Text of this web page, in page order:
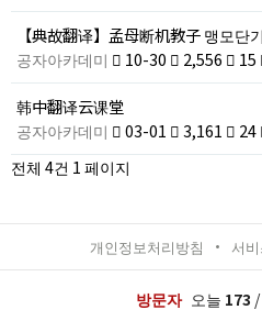
【典故翻译】孟母断机教子 맹모단
공자아카데미
10-30 2,556 15
韩中翻译云课堂
공자아카데미
03-01 3,161 24
전체 4건 1 페이지
개인정보처리방침 서
방문자 오늘 173